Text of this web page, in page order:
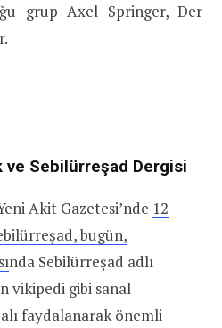
grup Axel Springer, Der
ve Sebilürreşad Dergisi
Akit Gazetesi’nde 12
bugün,
nda Sebilürreşad adlı
vikipedi gibi sanal
faydalanarak önemli